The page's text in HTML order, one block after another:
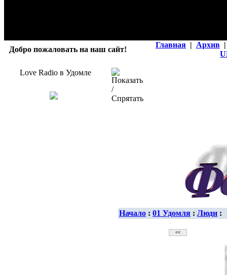
Добро пожаловать на наш сайт!
Главная | Архив |
Love Radio в Удомле
Начало : 01 Удомля : Люди :